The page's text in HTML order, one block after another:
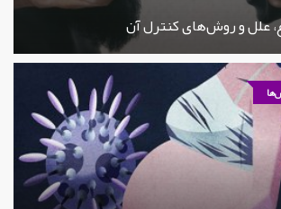
علل و روش‌های کنترل آن